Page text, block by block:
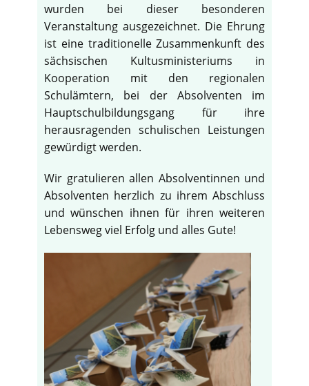
wurden bei dieser besonderen
Veranstaltung ausgezeichnet. Die Ehrung
ist eine traditionelle Zusammenkunft des
sächsischen Kultusministeriums in
Kooperation mit den regionalen
Schulämtern, bei der Absolventen im
Hauptschulbildungsgang für ihre
herausragenden schulischen Leistungen
gewürdigt werden.
Wir gratulieren allen Absolventinnen und
Absolventen herzlich zu ihrem Abschluss
und wünschen ihnen für ihren weiteren
Lebensweg viel Erfolg und alles Gute!